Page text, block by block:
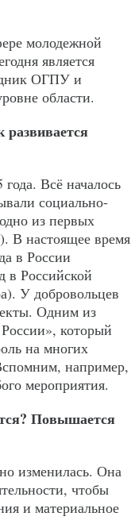
молодежной
является
ОГПУ и
области.
Всё началось
социально-
из первых
В настоящее время
в России
в Российской
У добровольцев
Одним из
который
на многих
например,
мероприятия.
Повышается
изменилась. Она
чтобы
и материальное